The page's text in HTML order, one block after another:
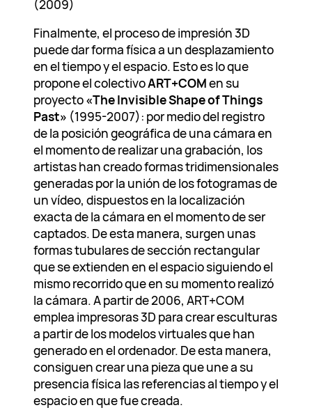
(2009)
Finalmente, el proceso de impresión 3D
puede dar forma física a un desplazamiento
en el tiempo y el espacio. Esto es lo que
propone el colectivoART+COMen su
proyecto«The Invisible Shape of Things
Past» (1995-2007): por medio del registro
de la posición geográfica de una cámara en
el momento de realizar una grabación, los
artistas han creado formas tridimensionales
generadas por la unión de los fotogramas de
un vídeo, dispuestos en la localización
exacta de la cámara en el momento de ser
captados. De esta manera, surgen unas
formas tubulares de sección rectangular
que se extienden en el espacio siguiendo el
mismo recorrido que en su momento realizó
la cámara. A partir de 2006, ART+COM
emplea impresoras 3D para crear esculturas
a partir de los modelos virtuales que han
generado en el ordenador. De esta manera,
consiguen crear una pieza que une a su
presencia física las referencias al tiempo y el
espacio en que fue creada.